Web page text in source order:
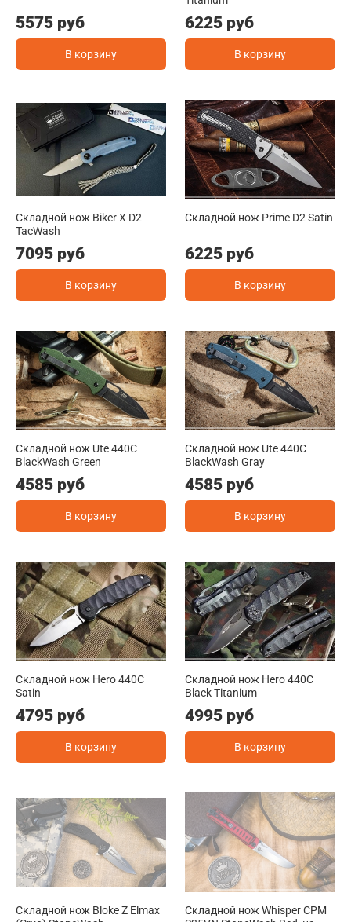
5575 руб
В корзину
6225 руб
В корзину
Складной нож Biker X D2
TacWash
7095 руб
В корзину
Складной нож Prime D2 Satin
6225 руб
В корзину
Складной нож Ute 440C
BlackWash Green
4585 руб
В корзину
Складной нож Ute 440C
BlackWash Gray
4585 руб
В корзину
Складной нож Hero 440C
Satin
4795 руб
В корзину
Складной нож Hero 440C
Black Titanium
4995 руб
В корзину
Складной нож Bloke Z Elmax
Складной нож Whisper CPM